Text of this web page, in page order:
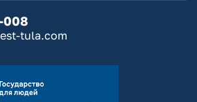
008
tula.com